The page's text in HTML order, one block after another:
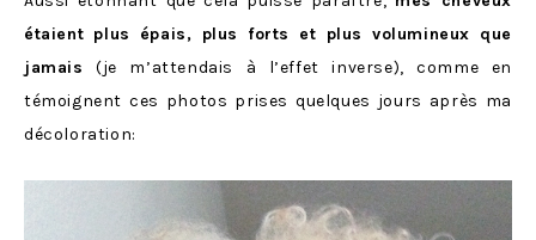
étaient plus épais, plus forts et plus volumineux que
jamais (je m’attendais à l’effet inverse), comme en
témoignent ces photos prises quelques jours après ma
décoloration: